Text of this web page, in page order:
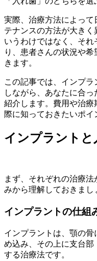
実際、治療方法によっ
テナンスの方法が大き
いうわけではなく、そ
り、患者さんの状況や
きます。
この記事では、インプ
しながら、あなたに合
紹介します。費用や治
際に知っておきたいポイ
インプラントと
まず、それぞれの治療
みから理解しておきまし
インプラントの仕組
インプラントは、顎の
め込み、その上に支台
する治療法です。